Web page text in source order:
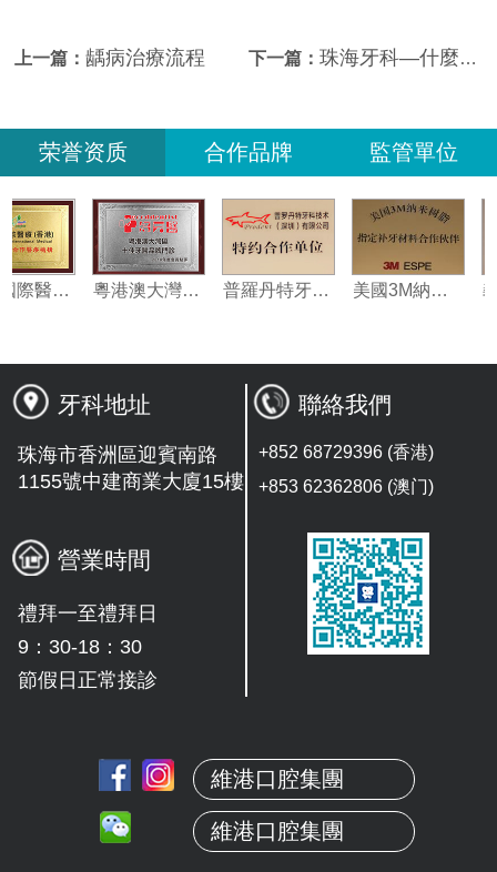
上一篇：龋病治療流程 下一篇： 珠海牙科—什麼樣的牙齒容易患齲齒？
荣誉资质 合作品牌 監管單位
牙科地址
珠海市香洲區迎賓南路
1155號中建商業大廈15樓
營業時間
禮拜一至禮拜日
9：30-18：30
節假日正常接診
維港口腔集團
維港口腔集團
聯絡我們
+852 68729396 (香港)
+853 62362806 (澳门)